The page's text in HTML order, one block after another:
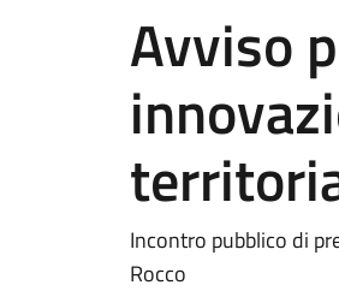
Avviso
Incontro pubblico di
Rocco